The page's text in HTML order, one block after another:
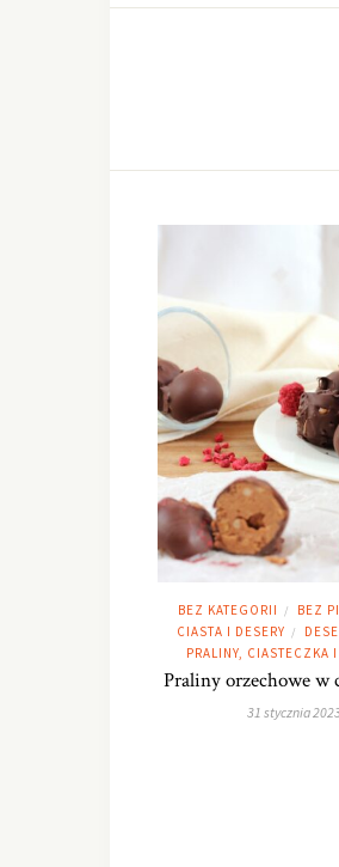
BEZ KATEGORII / BEZ
CIASTA I DESERY /
PRALINY, CIASTECZKA
Praliny orzechowe w
31 stycznia